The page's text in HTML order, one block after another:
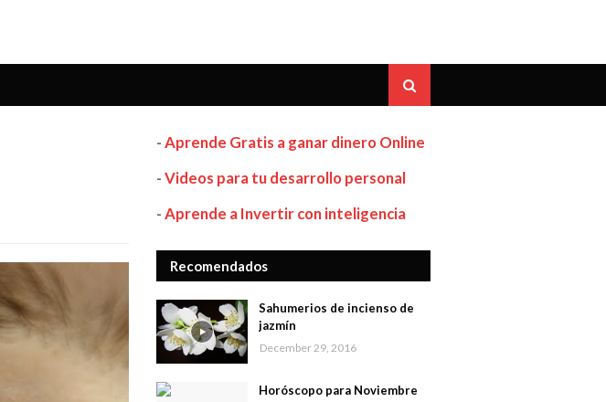
-Aprende Gratis a ganar dinero Online
-Videos para tu desarrollo personal
-Aprende a Invertir con inteligencia
Recomendados
Sahumerios de incienso de
jazmín
December 29, 2016
Horóscopo para Noviembre